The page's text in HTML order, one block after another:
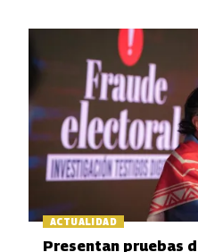
ACTUALIDAD
Presentan pruebas